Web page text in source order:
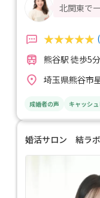
北関東で
熊谷駅 徒歩5分
埼玉県熊谷市
成婚者の声 キャッシ
婚活サロン 結ラボ